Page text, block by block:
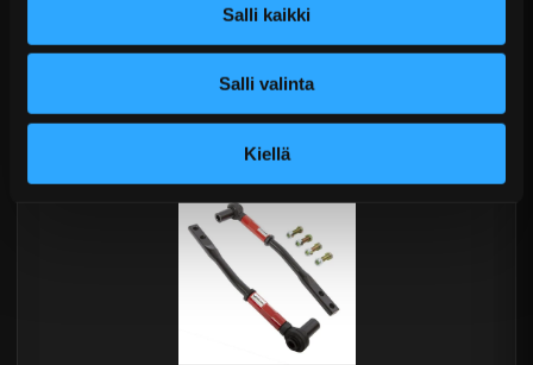
Salli kaikki
Salli valinta
Kiellä
Toimitus arviolta 20 arkipäivää (jälkitoimitus)
Lisää Ostoskoriin